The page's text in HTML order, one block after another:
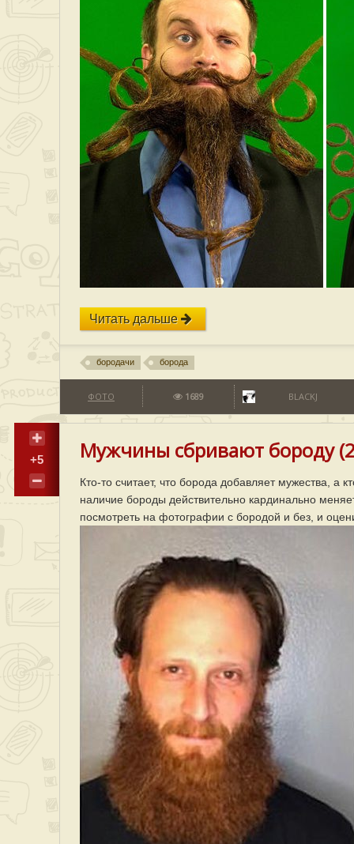
Читать дальше
бородачи борода
ФОТО 1689 BLACKJ
+5 Мужчины сбривают бороду
Кто-то считает, что борода добавляет мужества, а
наличие бороды действительно кардинально
посмотреть на фотографии с бородой и без, и